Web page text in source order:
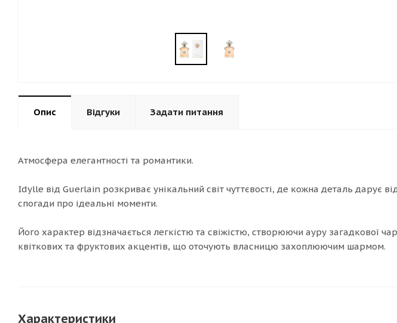
Опис Відгуки Задати питання
Атмосфера елегантності та романтики.
Idylle від Guerlain розкриває унікальний світ чуттєвості, де кожна деталь дарує
спогади про ідеальні моменти.
Його характер відзначається легкістю та свіжістю, створюючи ауру загадкової
квіткових та фруктових акцентів, що оточують власницю захоплюючим шармом.
Характеристики